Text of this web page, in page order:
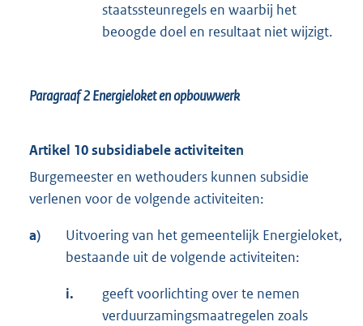
staatssteunregels en waarbij het
beoogde doel en resultaat niet wijzigt.
Paragraaf 2Energieloket en opbouwwerk
Artikel 10 subsidiabele activiteiten
Burgemeester en wethouders kunnen subsidie
verlenen voor de volgende activiteiten:
a)
Uitvoering van het gemeentelijk Energieloket,
bestaande uit de volgende activiteiten:
i.
geeft voorlichting over te nemen
verduurzamingsmaatregelen zoals